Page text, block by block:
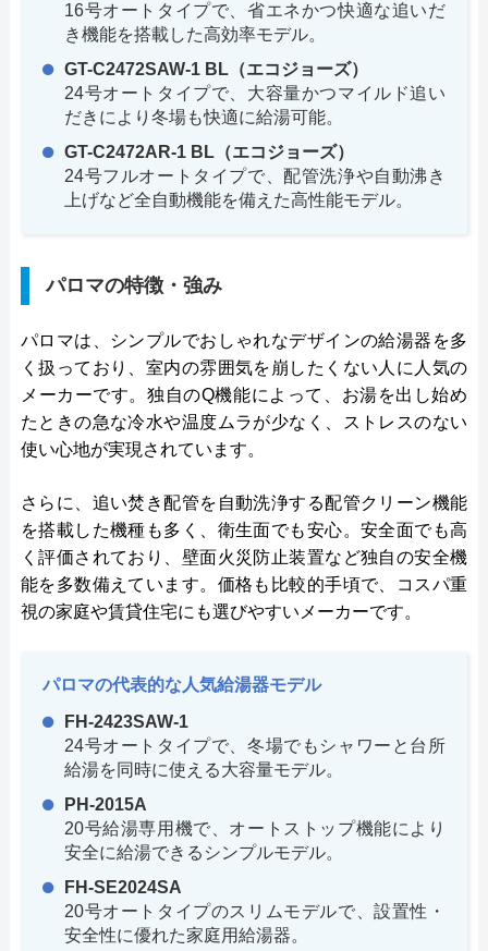
16号オートタイプで、省エネかつ快適な追いだ
き機能を搭載した高効率モデル。
GT-C2472SAW-1 BL（エコジョーズ）
24号オートタイプで、大容量かつマイルド追い
だきにより冬場も快適に給湯可能。
GT-C2472AR-1 BL（エコジョーズ）
24号フルオートタイプで、配管洗浄や自動沸き
上げなど全自動機能を備えた高性能モデル。
パロマの特徴・強み
パロマは、シンプルでおしゃれなデザインの給湯器を多
く扱っており、室内の雰囲気を崩したくない人に人気の
メーカーです。独自のQ機能によって、お湯を出し始め
たときの急な冷水や温度ムラが少なく、ストレスのない
使い心地が実現されています。
さらに、追い焚き配管を自動洗浄する配管クリーン機能
を搭載した機種も多く、衛生面でも安心。安全面でも高
く評価されており、壁面火災防止装置など独自の安全機
能を多数備えています。価格も比較的手頃で、コスパ重
視の家庭や賃貸住宅にも選びやすいメーカーです。
パロマの代表的な人気給湯器モデル
FH-2423SAW-1
24号オートタイプで、冬場でもシャワーと台所
給湯を同時に使える大容量モデル。
PH-2015A
20号給湯専用機で、オートストップ機能により
安全に給湯できるシンプルモデル。
FH-SE2024SA
20号オートタイプのスリムモデルで、設置性・
安全性に優れた家庭用給湯器。